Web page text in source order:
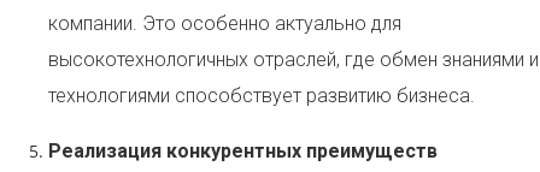
компании. Это особенно актуально для
высокотехнологичных отраслей, где обмен знаниями и
технологиями способствует развитию бизнеса.
Реализация конкурентных преимуществ